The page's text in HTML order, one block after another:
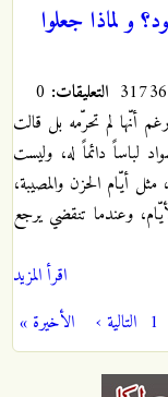
و لماذا جعلوا
التعليقات:
أنّها لم تحرّمه بل قالت
لباساً دائماً له، وليست
أيّام الحزن والمصيبة،
وعندما تنقضي يرجع
اقرأ المزيد
1 التالية › الأخيرة »